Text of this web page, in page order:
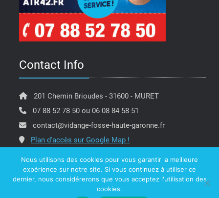
Contact Info
201 Chemin Brioudes - 31600 - MURET
07 88 52 78 50 ou 06 08 84 58 51
contact@vidange-fosse-haute-garonne.fr
Plan d'accès sur Google Map !
Copyright @ ATR 42 Vidange Fosse Haute Garonne -
Nous utilisons des cookies pour vous garantir la meilleure
expérience sur notre site. Si vous continuez à utiliser ce
dernier, nous considérerons que vous acceptez l'utilisation des
cookies.